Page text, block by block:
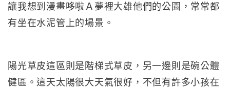
讓我想到漫畫哆啦Ａ夢裡大雄他們的公園，常常都
有坐在水泥管上的場景。
陽光草皮這區則是階梯式草皮，另一邊則是碗公體
健區。這天太陽很大天氣很好，不但有許多小孩在